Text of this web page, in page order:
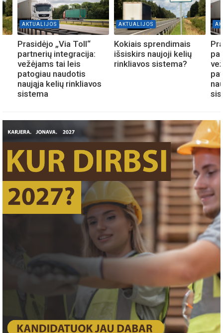
AKTUALIJOS
Prasidėjo „Via Toll“
partnerių integracija:
vežėjams tai leis
patogiau naudotis
naująja kelių rinkliavos
sistema
AKTUALIJOS
Kokiais sprendimais
išsiskirs naujoji kelių
rinkliavos sistema?